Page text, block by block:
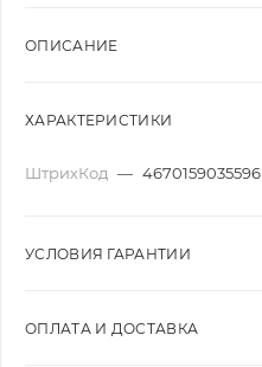
ОПИСАНИЕ
ХАРАКТЕРИСТИКИ
ШтрихКод — 4670159035596
УСЛОВИЯ ГАРАНТИИ
ОПЛАТА И ДОСТАВКА